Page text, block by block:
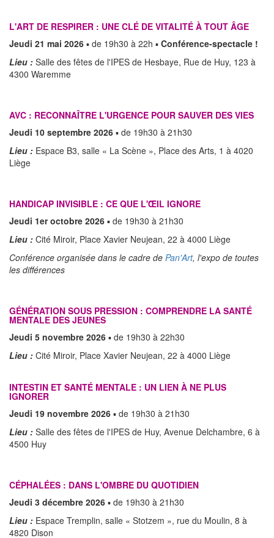
L'ART DE RESPIRER : UNE CLÉ DE VITALITÉ À TOUT ÂGE
Jeudi 21 mai 2026 ▪ de 19h30 à 22h ▪ Conférence-spectacle !
Lieu : Salle des fêtes de l'IPES de Hesbaye, Rue de Huy, 123 à
4300 Waremme
AVC : RECONNAÎTRE L'URGENCE POUR SAUVER DES VIES
Jeudi 10 septembre 2026 ▪ de 19h30 à 21h30
Lieu : Espace B3, salle « La Scène », Place des Arts, 1 à 4020
Liège
HANDICAP INVISIBLE : CE QUE L'ŒIL IGNORE
Jeudi 1er octobre 2026 ▪ de 19h30 à 21h30
Lieu : Cité Miroir, Place Xavier Neujean, 22 à 4000 Liège
Conférence organisée dans le cadre de Pan'Art, l'expo de toutes
les différences
GÉNÉRATION SOUS PRESSION : COMPRENDRE LA SANTÉ
MENTALE DES JEUNES
Jeudi 5 novembre 2026 ▪ de 19h30 à 22h30
Lieu : Cité Miroir, Place Xavier Neujean, 22 à 4000 Liège
INTESTIN ET SANTÉ MENTALE : UN LIEN À NE PLUS
IGNORER
Jeudi 19 novembre 2026 ▪ de 19h30 à 21h30
Lieu : Salle des fêtes de l'IPES de Huy, Avenue Delchambre, 6 à
4500 Huy
CÉPHALÉES : DANS L'OMBRE DU QUOTIDIEN
Jeudi 3 décembre 2026 ▪ de 19h30 à 21h30
Lieu : Espace Tremplin, salle « Stotzem », rue du Moulin, 8 à
4820 Dison